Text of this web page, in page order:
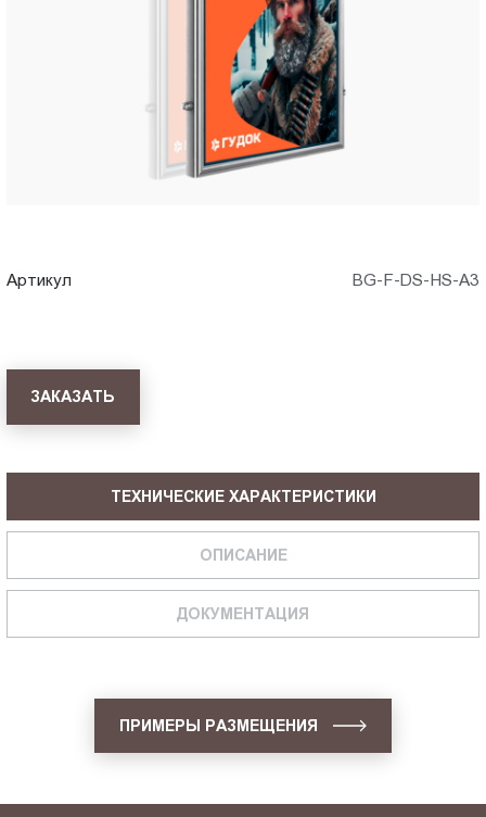
Артикул BG-F-DS-HS-A3
ЗАКАЗАТЬ
ТЕХНИЧЕСКИЕ ХАРАКТЕРИСТИКИ
ОПИСАНИЕ
ДОКУМЕНТАЦИЯ
ПРИМЕРЫ РАЗМЕЩЕНИЯ